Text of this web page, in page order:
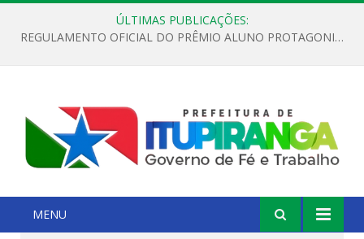
ÚLTIMAS PUBLICAÇÕES:
REGULAMENTO OFICIAL DO PRÊMIO ALUNO PROTAGONISTA – EDIÇÃO 2026
MENU